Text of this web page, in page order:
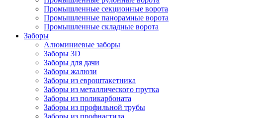
Промышленные секционные ворота
Промышленные панорамные ворота
Промышленные складные ворота
Заборы
Алюминиевые заборы
Заборы 3D
Заборы для дачи
Заборы жалюзи
Заборы из евроштакетника
Заборы из металлического прутка
Заборы из поликарбоната
Заборы из профильной трубы
Заборы из профнастила